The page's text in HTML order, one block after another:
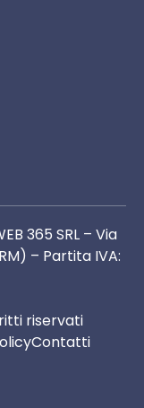
365 SRL – Via
– Partita IVA:
riservati
Contatti